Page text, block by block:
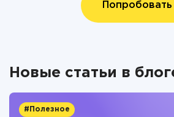
Попробовать
Новые статьи в
#Полезное